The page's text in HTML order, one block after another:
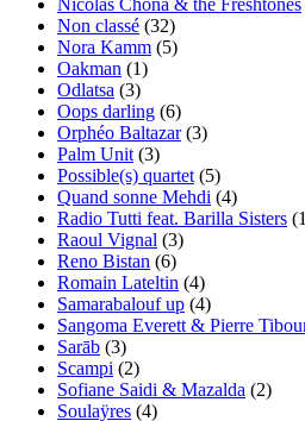
Nicolas Chona & the Freshtones
Non classé (32)
Nora Kamm (5)
Oakman (1)
Odlatsa (3)
Oops darling (6)
Orphéo Baltazar(3)
Palm Unit (3)
Possible(s) quartet (5)
Quand sonne Mehdi (4)
Radio Tutti feat. Barilla Sisters
Raoul Vignal (3)
Reno Bistan (6)
Romain Lateltin (4)
Samarabalouf up (4)
Sangoma Everett & Pierre
Sarāb (3)
Scampi (2)
Sofiane Saidi & Mazalda (2)
Soulaÿres (4)